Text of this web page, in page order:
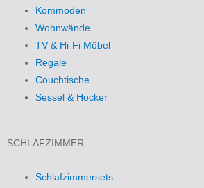
Kommoden
Wohnwände
TV & Hi-Fi Möbel
Regale
Couchtische
Sessel & Hocker
SCHLAFZIMMER
Schlafzimmersets